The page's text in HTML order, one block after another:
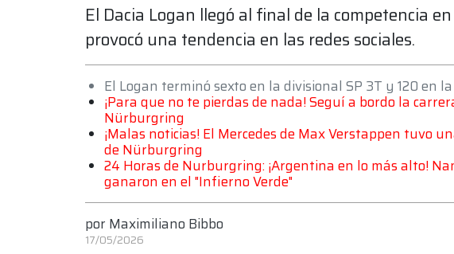
El Dacia Logan llegó al final de la competencia
provocó una tendencia en las redes sociales.
El Logan terminó sexto en la divisional SP 3T y 120 en
¡Para que no te pierdas de nada! Seguí a bordo la
Nürburgring
¡Malas noticias! El Mercedes de Max Verstappen tuvo
de Nürburgring
24 Horas de Nurburgring: ¡Argentina en lo más alto!
ganaron en el "Infierno Verde"
por Maximiliano Bibbo
17/05/2026